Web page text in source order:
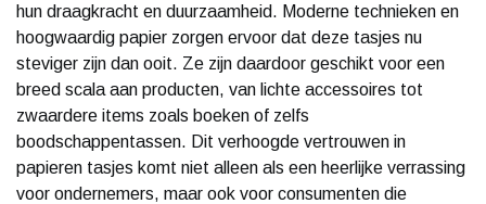
hun draagkracht en duurzaamheid. Moderne technieken en
hoogwaardig papier zorgen ervoor dat deze tasjes nu
steviger zijn dan ooit. Ze zijn daardoor geschikt voor een
breed scala aan producten, van lichte accessoires tot
zwaardere items zoals boeken of zelfs
boodschappentassen. Dit verhoogde vertrouwen in
papieren tasjes komt niet alleen als een heerlijke verrassing
voor ondernemers, maar ook voor consumenten die